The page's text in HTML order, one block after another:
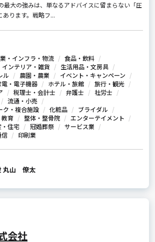
最大の強みは、単なるアドバイスに留まらない「圧
ります。戦略フ...
・インフラ・物流
食品・飲料
インテリア・雑貨
生活用品・文房具
ル
農園・農業
イベント・キャンペーン
電・電子機器 ホテル・旅館
旅行・観光
税理士・会計士 弁護士
社労士
流通・小売
ク・複合施設
化粧品
ブライダル
教育 整体・整骨院
エンターテイメント
住宅 冠婚葬祭
サービス業
信 印刷業
丸山 僚太
会社